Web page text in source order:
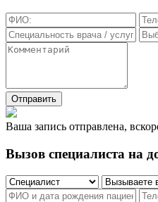
Отправить
Ваша запись отправлена,
Вызов специалиста на